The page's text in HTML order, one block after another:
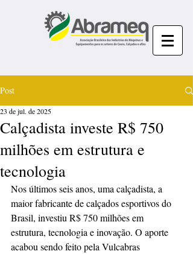
Post
Calçadista investe R$ 750
milhões em estrutura e
tecnologia
23 de jul. de 2025
Nos últimos seis anos, uma calçadista, a
maior fabricante de calçados esportivos do
Brasil, investiu R$ 750 milhões em
estrutura, tecnologia e inovação. O aporte
acabou sendo feito pela Vulcabras